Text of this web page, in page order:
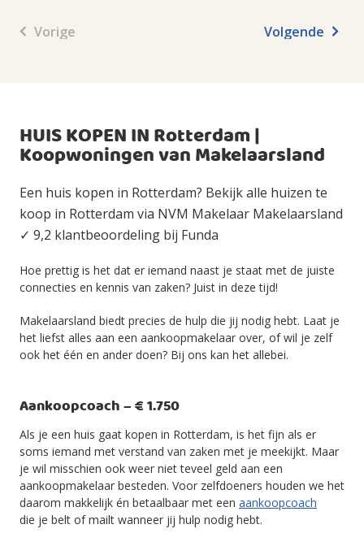
Vorige Volgende
HUIS KOPEN IN Rotterdam |
Koopwoningen van Makelaarsland
Een huis kopen in Rotterdam? Bekijk alle huizen te
koop in Rotterdam via NVM Makelaar Makelaarsland
✓ 9,2 klantbeoordeling bij Funda
Hoe prettig is het dat er iemand naast je staat met de juiste
connecties en kennis van zaken? Juist in deze tijd!
Makelaarsland biedt precies de hulp die jij nodig hebt. Laat je
het liefst alles aan een aankoopmakelaar over, of wil je zelf
ook het één en ander doen? Bij ons kan het allebei.
Aankoopcoach – € 1.750
Als je een huis gaat kopen in Rotterdam, is het fijn als er
soms iemand met verstand van zaken met je meekijkt. Maar
je wil misschien ook weer niet teveel geld aan een
aankoopmakelaar besteden. Voor zelfdoeners houden we het
daarom makkelijk én betaalbaar met een aankoopcoach
die je belt of mailt wanneer jij hulp nodig hebt.